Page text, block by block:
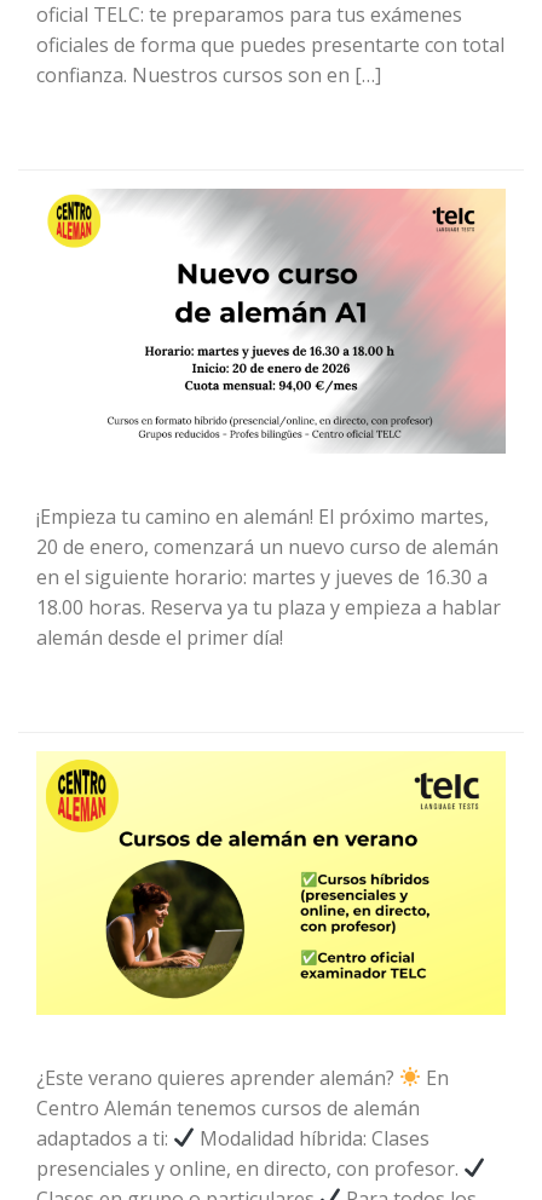
oficial TELC: te preparamos para tus exámenes
oficiales de forma que puedes presentarte con total
confianza. Nuestros cursos son en […]
¡Empieza tu camino en alemán! El próximo martes,
20 de enero, comenzará un nuevo curso de alemán
en el siguiente horario: martes y jueves de 16.30 a
18.00 horas. Reserva ya tu plaza y empieza a hablar
alemán desde el primer día!
¿Este verano quieres aprender alemán?
En
Centro Alemán tenemos cursos de alemán
adaptados a ti:
Modalidad híbrida: Clases
presenciales y online, en directo, con profesor.